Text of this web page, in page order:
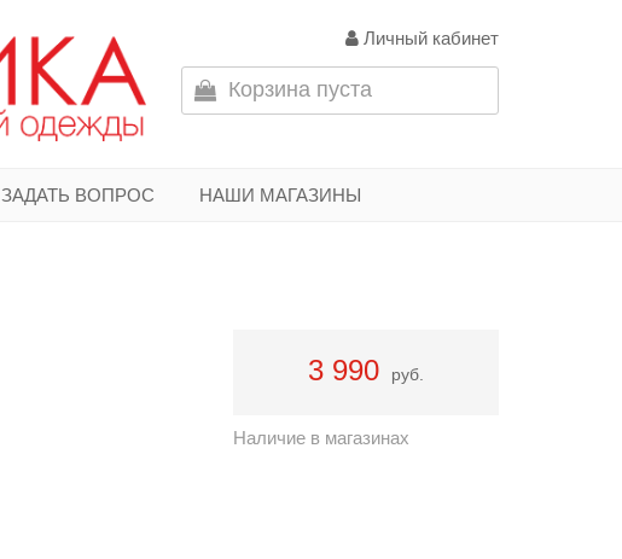
Личный кабинет
Корзина пуста
ЗАДАТЬ ВОПРОС НАШИ МАГАЗИНЫ
3 990 руб.
Наличие в магазинах